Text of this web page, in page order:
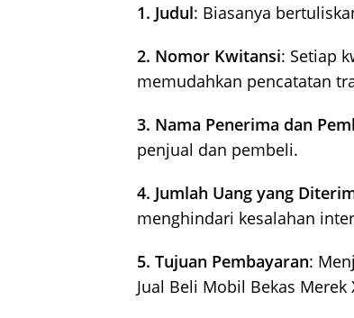
1. Judul: Biasanya
2. Nomor Kwitansi: Setiap
memudahkan pencatatan
3. Nama Penerima dan
penjual dan pembeli.
4. Jumlah Uang yang
menghindari kesalahan
5. Tujuan Pembayaran:
Jual Beli Mobil Bekas Merek